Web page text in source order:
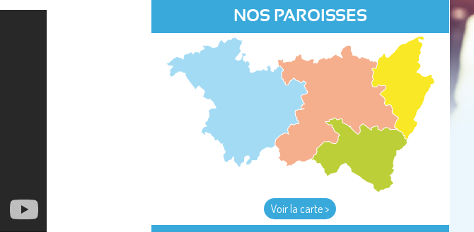
NOS PAROISSES
Voir la carte >